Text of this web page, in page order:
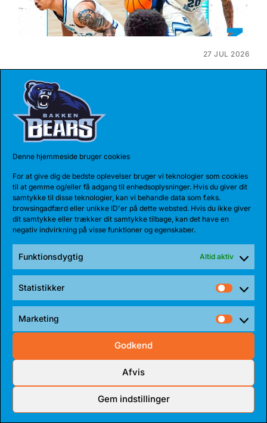
Denne hjemmeside bruger cookies
For at give dig de bedste oplevelser bruger vi teknologier som cookies
til at gemme og/eller få adgang til enhedsoplysninger. Hvis du giver dit
samtykke til disse teknologier, kan vi behandle data som f.eks.
browsingadfærd eller unikke ID'er på dette websted. Hvis du ikke giver
dit samtykke eller trækker dit samtykke tilbage, kan det have en
negativ indvirkning på visse funktioner og egenskaber.
Funktionsdygtig Altid aktiv
Statistikker
Marketing
Godkend
Afvis
Gem indstillinger
27 JUL 2026
BEARS HENTER ATLETISK GUARD
Den 185 cm høje amerikanske guard, Myles Corey,
har indgået en 1-årig aftale med...
17 JUL 2026
TALENT BLIVER FULDTIDSBJØRN
Anton Katholm har skrevet under med Bakken Bears
for endnu en sæson. Sidste sæson havde...